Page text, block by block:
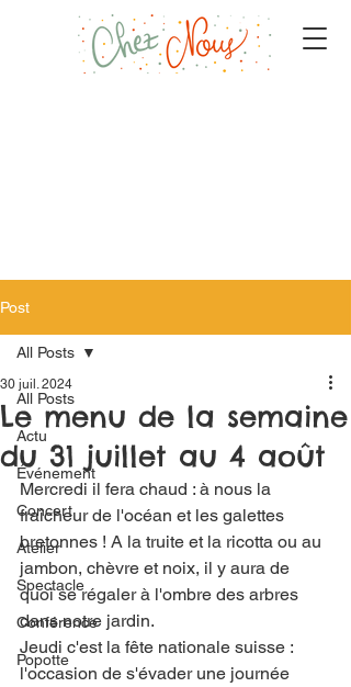
Post
All Posts
Actu
Événement
Concert
Atelier
Spectacle
Conférence
Popotte
All Posts
Le menu de la semaine
du 31 juillet au 4 août
30 juil. 2024
Mercredi il fera chaud : à nous la
fraîcheur de l'océan et les galettes
bretonnes ! A la truite et la ricotta ou au
jambon, chèvre et noix, il y aura de
quoi se régaler à l'ombre des arbres
dans notre jardin.
Jeudi c'est la fête nationale suisse :
l'occasion de s'évader une journée